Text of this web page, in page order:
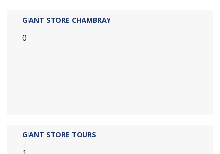
GIANT STORE CHAMBRAY
0
GIANT STORE TOURS